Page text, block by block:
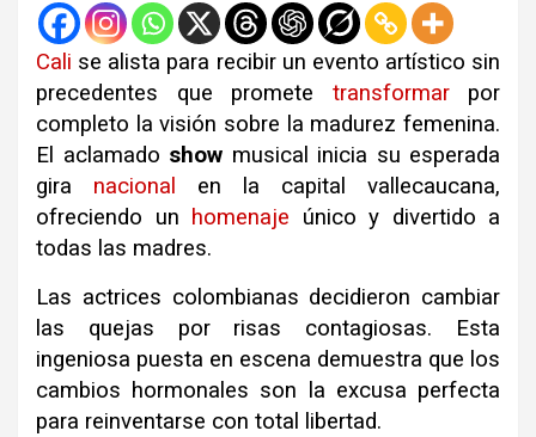
Cali se alista para recibir un evento artístico sin
precedentes que promete transformarpor
completo la visión sobre la madurez femenina.
El aclamado show musical inicia su esperada
gira nacional
en la capital vallecaucana,
ofreciendo un homenaje único y divertido a
todas las madres.
Las actrices colombianas decidieron cambiar
las quejas por risas contagiosas. Esta
ingeniosa puesta en escena demuestra que los
cambios hormonales son la excusa perfecta
para reinventarse con total libertad.